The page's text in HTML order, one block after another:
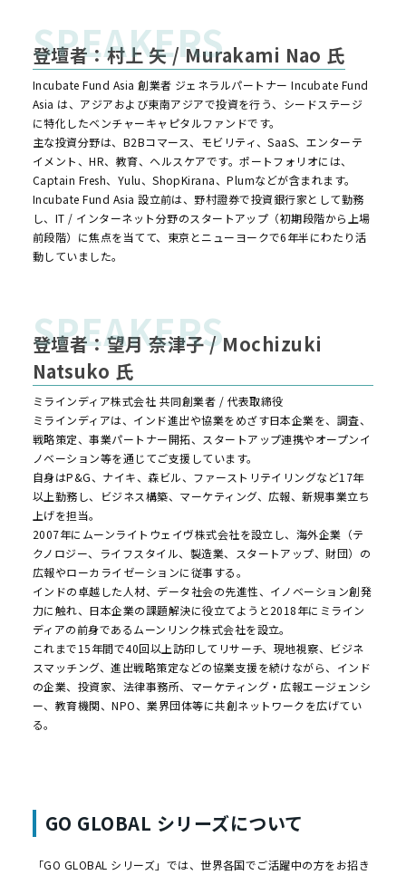
登壇者：村上 矢 / Murakami Nao 氏
Incubate Fund Asia 創業者 ジェネラルパートナー Incubate Fund
Asia は、アジアおよび東南アジアで投資を行う、シードステージ
に特化したベンチャーキャピタルファンドです。
主な投資分野は、B2Bコマース、モビリティ、SaaS、エンターテ
イメント、HR、教育、ヘルスケアです。ポートフォリオには、
Captain Fresh、Yulu、ShopKirana、Plumなどが含まれます。
Incubate Fund Asia 設立前は、野村證券で投資銀行家として勤務
し、IT / インターネット分野のスタートアップ（初期段階から上場
前段階）に焦点を当てて、東京とニューヨークで6年半にわたり活
動していました。
登壇者：望月 奈津子 / Mochizuki
Natsuko 氏
ミラインディア株式会社 共同創業者 / 代表取締役
ミラインディアは、インド進出や協業をめざす日本企業を、調査、
戦略策定、事業パートナー開拓、スタートアップ連携やオープンイ
ノベーション等を通じてご支援しています。
自身はP&G、ナイキ、森ビル、ファーストリテイリングなど17年
以上勤務し、ビジネス構築、マーケティング、広報、新規事業立ち
上げを担当。
2007年にムーンライトウェイヴ株式会社を設立し、海外企業（テ
クノロジー、ライフスタイル、製造業、スタートアップ、財団）の
広報やローカライゼーションに従事する。
インドの卓越した人材、データ社会の先進性、イノベーション創発
力に触れ、日本企業の課題解決に役立てようと2018年にミライン
ディアの前身であるムーンリンク株式会社を設立。
これまで15年間で40回以上訪印してリサーチ、現地視察、ビジネ
スマッチング、進出戦略策定などの協業支援を続けながら、インド
の企業、投資家、法律事務所、マーケティング・広報エージェンシ
ー、教育機関、NPO、業界団体等に共創ネットワークを広げてい
る。
GO GLOBAL シリーズについて
「GO GLOBAL シリーズ」では、世界各国でご活躍中の方をお招き